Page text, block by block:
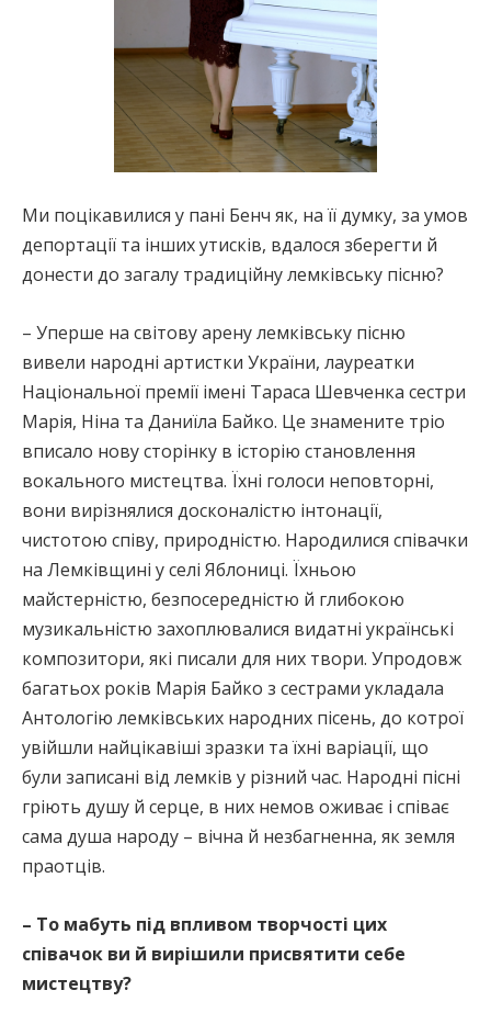
Ми поцікавилися у пані Бенч як, на її думку, за умов
депортації та інших утисків, вдалося зберегти й
донести до загалу традиційну лемківську пісню?
– Уперше на світову арену лемківську пісню
вивели народні артистки України, лауреатки
Національної премії імені Тараса Шевченка сестри
Марія, Ніна та Даниїла Байко. Це знамените тріо
вписало нову сторінку в історію становлення
вокального мистецтва. Їхні голоси неповторні,
вони вирізнялися досконалістю інтонації,
чистотою співу, природністю. Народилися співачки
на Лемківщині у селі Яблониці. Їхньою
майстерністю, безпосередністю й глибокою
музикальністю захоплювалися видатні українські
композитори, які писали для них твори. Упродовж
багатьох років Марія Байко з сестрами укладала
Антологію лемківських народних пісень, до котрої
увійшли найцікавіші зразки та їхні варіації, що
були записані від лемків у різний час. Народні пісні
гріють душу й серце, в них немов оживає і співає
сама душа народу – вічна й незбагненна, як земля
праотців.
– То мабуть під впливом творчості цих
співачок ви й вирішили присвятити себе
мистецтву?